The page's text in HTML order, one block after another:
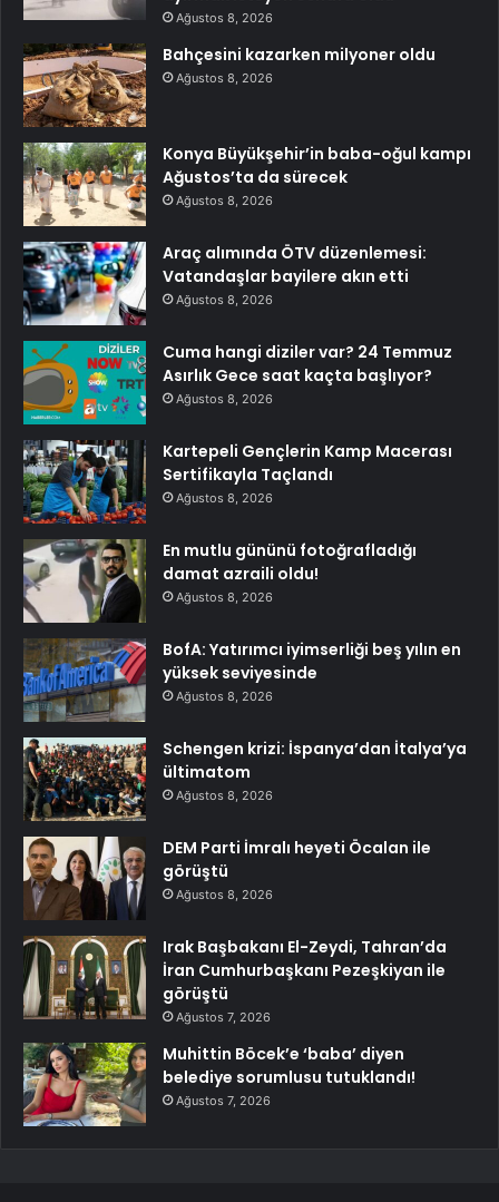
Ağustos 8, 2026
Bahçesini kazarken milyoner oldu
Ağustos 8, 2026
Konya Büyükşehir’in baba-oğul kampı
Ağustos’ta da sürecek
Ağustos 8, 2026
Araç alımında ÖTV düzenlemesi:
Vatandaşlar bayilere akın etti
Ağustos 8, 2026
Cuma hangi diziler var? 24 Temmuz
Asırlık Gece saat kaçta başlıyor?
Ağustos 8, 2026
Kartepeli Gençlerin Kamp Macerası
Sertifikayla Taçlandı
Ağustos 8, 2026
En mutlu gününü fotoğrafladığı
damat azraili oldu!
Ağustos 8, 2026
BofA: Yatırımcı iyimserliği beş yılın en
yüksek seviyesinde
Ağustos 8, 2026
Schengen krizi: İspanya’dan İtalya’ya
ültimatom
Ağustos 8, 2026
DEM Parti İmralı heyeti Öcalan ile
görüştü
Ağustos 8, 2026
Irak Başbakanı El-Zeydi, Tahran’da
İran Cumhurbaşkanı Pezeşkiyan ile
görüştü
Ağustos 7, 2026
Muhittin Böcek’e ‘baba’ diyen
belediye sorumlusu tutuklandı!
Ağustos 7, 2026